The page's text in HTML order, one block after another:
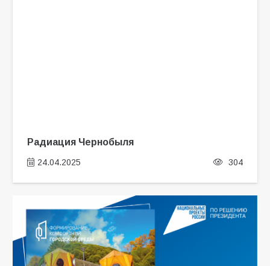
Радиация Чернобыля
24.04.2025 304